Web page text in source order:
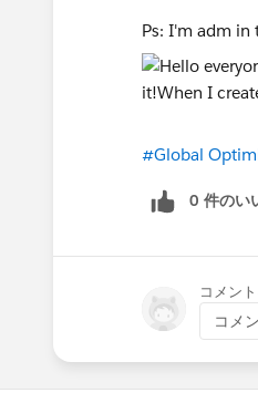
Ps: I'm adm in
#Global
0 件のい
コメン
コメ